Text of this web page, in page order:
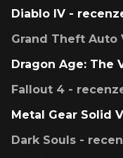
Diablo IV -
Grand Theft Auto
Dragon Age: The
Fallout 4 -
Metal Gear Solid
Dark Souls -